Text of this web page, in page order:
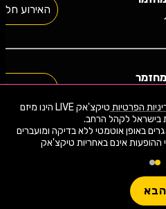
הפרטיות
טיקצ'אק LIVE הינו מיזם
באופן אוטמטי ללא בדיקה ומועברים
ההופעות אינם באחריות טיקצ'אק
הבא
האירוע
האירוע